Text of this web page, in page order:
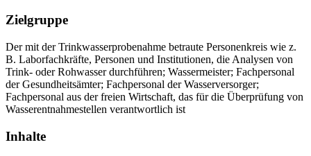
Zielgruppe
Der mit der Trinkwasserprobenahme betraute Personenkreis wie z.
B. Laborfachkräfte, Personen und Institutionen, die Analysen von
Trink- oder Rohwasser durchführen; Wassermeister; Fachpersonal
der Gesundheitsämter; Fachpersonal der Wasserversorger;
Fachpersonal aus der freien Wirtschaft, das für die Überprüfung von
Wasserentnahmestellen verantwortlich ist
Inhalte